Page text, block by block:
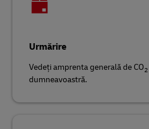
Urmărire
Vedeți amprenta generală de CO2
dumneavoastră.